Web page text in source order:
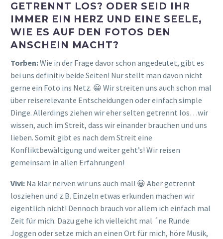
GETRENNT LOS? ODER SEID IHR
IMMER EIN HERZ UND EINE SEELE,
WIE ES AUF DEN FOTOS DEN
ANSCHEIN MACHT?
Torben:Wie in der Frage davor schon angedeutet, gibt es
bei uns definitiv beide Seiten! Nur stellt man davon nicht
gerne ein Foto ins Netz. 😀 Wir streiten uns auch schon mal
über reiserelevante Entscheidungen oder einfach simple
Dinge. Allerdings ziehen wir eher selten getrennt los…wir
wissen, auch im Streit, dass wir einander brauchen und uns
lieben. Somit gibt es nach dem Streit eine
Konfliktbewältigung und weiter geht’s! Wir reisen
gemeinsam in allen Erfahrungen!
Vivi: Na klar nerven wir uns auch mal! 😀 Aber getrennt
losziehen und z.B. Einzeln etwas erkunden machen wir
eigentlich nicht! Dennoch brauch vor allem ich einfach mal
Zeit für mich. Dazu gehe ich vielleicht mal ´ne Runde
Joggen oder setze mich an einen Ort für mich, höre Musik,